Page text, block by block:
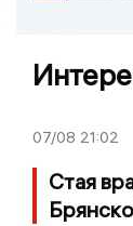
07/08 21:02
Стая